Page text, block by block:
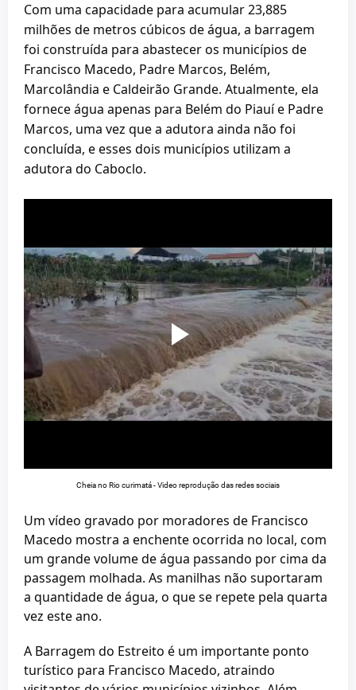
Com uma capacidade para acumular 23,885
milhões de metros cúbicos de água, a barragem
foi construída para abastecer os municípios de
Francisco Macedo, Padre Marcos, Belém,
Marcolândia e Caldeirão Grande. Atualmente, ela
fornece água apenas para Belém do Piauí e Padre
Marcos, uma vez que a adutora ainda não foi
concluída, e esses dois municípios utilizam a
adutora do Caboclo.
Cheia no Rio curimatá - Video reprodução das redes sociais
Um vídeo gravado por moradores de Francisco
Macedo mostra a enchente ocorrida no local, com
um grande volume de água passando por cima da
passagem molhada. As manilhas não suportaram
a quantidade de água, o que se repete pela quarta
vez este ano.
A Barragem do Estreito é um importante ponto
turístico para Francisco Macedo, atraindo